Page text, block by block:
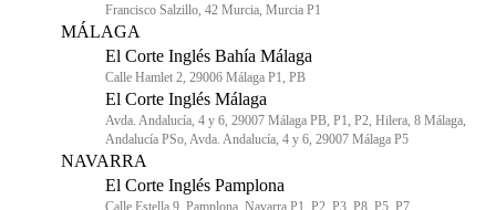
Francisco Salzillo, 42 Murcia, Murcia P1
MÁLAGA
El Corte Inglés Bahía Málaga
Calle Hamlet 2, 29006 Málaga P1, PB
El Corte Inglés Málaga
Avda. Andalucía, 4 y 6, 29007 Málaga PB, P1, P2, Hilera, 8 Málaga,
Andalucía PSo, Avda. Andalucía, 4 y 6, 29007 Málaga P5
NAVARRA
El Corte Inglés Pamplona
Calle Estella 9, Pamplona, Navarra P1, P2, P3, P8, P5, P7